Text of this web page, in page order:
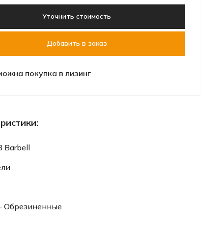
Уточнить стоимость
Добавить в заказ
покупка в лизинг
Barbell
Обрезиненные